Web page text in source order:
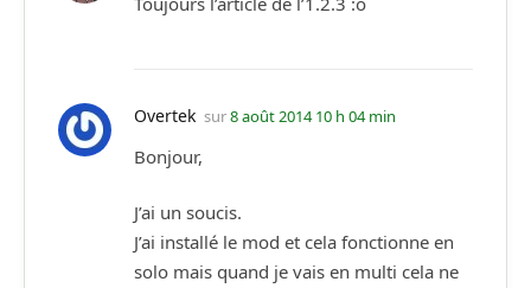
Overtek sur8 août 2014 10 h 04 min
Bonjour,
J’ai un soucis.
J’ai installé le mod et cela fonctionne en
solo mais quand je vais en multi cela ne